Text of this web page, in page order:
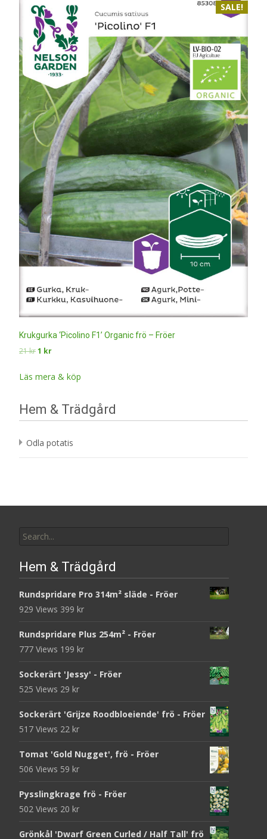
SALE!
Krukgurka ‘Picolino F1’ Organic frö – Fröer
21krDet
priset
1 krDet
priset
Läs mera & köp
Hem & Trädgård
Odla potatis
for:
Hem & Trädgård
Rundspridare Pro 314m² släde - Fröer
929 Views 399 kr
Rundspridare Plus 254m² - Fröer
777 Views 199 kr
Sockerärt 'Jessy' - Fröer
525 Views 29 kr
Sockerärt 'Grijze Roodbloeiende' frö - Fröer
517 Views 22 kr
Tomat 'Gold Nugget', frö - Fröer
506 Views 59 kr
Pysslingkrage frö - Fröer
502 Views 20 kr
Grönkål 'Dwarf Green Curled / Half Tall' frö